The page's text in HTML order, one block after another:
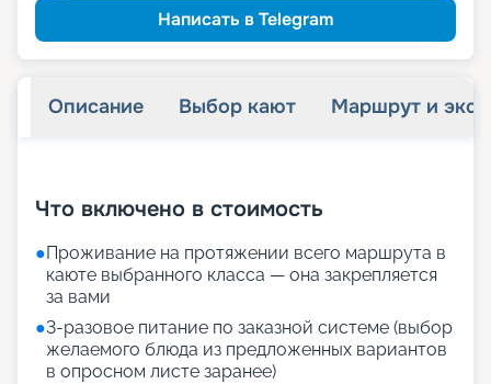
Написать в Telegram
Описание Выбор кают Маршрут и
Что включено в стоимость
●Проживание на протяжении всего маршрута в
каюте выбранного класса — она закрепляется
за вами
●3-разовое питание по заказной системе (выбор
желаемого блюда из предложенных вариантов
в опросном листе заранее)